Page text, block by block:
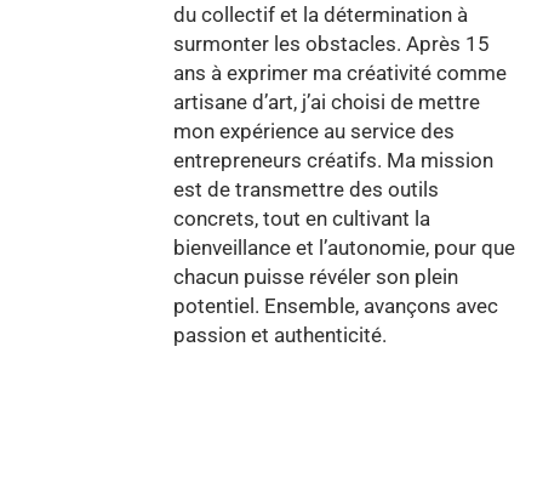
du collectif et la détermination à
surmonter les obstacles. Après 15
ans à exprimer ma créativité comme
artisane d’art, j’ai choisi de mettre
mon expérience au service des
entrepreneurs créatifs. Ma mission
est de transmettre des outils
concrets, tout en cultivant la
bienveillance et l’autonomie, pour que
chacun puisse révéler son plein
potentiel. Ensemble, avançons avec
passion et authenticité.